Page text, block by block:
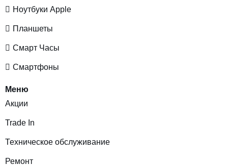
Ноутбуки Apple
Планшеты
Смарт Часы
Смартфоны
Меню
Акции
Trade In
Техническое обслуживание
Ремонт